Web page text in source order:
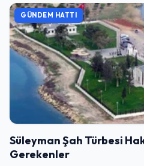
GÜNDEM HATTI
Süleyman Şah Türbesi
Gerekenler